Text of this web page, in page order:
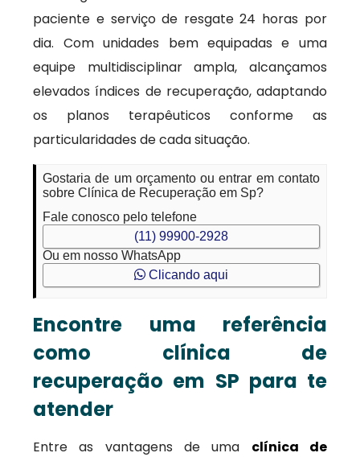
paciente e serviço de resgate 24 horas por
dia. Com unidades bem equipadas e uma
equipe multidisciplinar ampla, alcançamos
elevados índices de recuperação, adaptando
os planos terapêuticos conforme as
particularidades de cada situação.
Gostaria de um orçamento ou entrar em contato
sobre Clínica de Recuperação em Sp?
Fale conosco pelo telefone
(11) 99900-2928
Ou em nosso WhatsApp
Clicando aqui
Encontre uma referência
como clínica de
recuperação em SP para te
atender
Entre as vantagens de uma clínica de